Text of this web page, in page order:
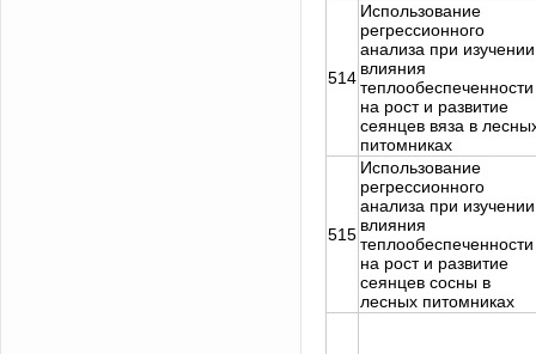
514
Использование
регрессионного
анализа при изучении
влияния
теплообеспеченности
на рост и развитие
сеянцев вяза в
питомниках
515
Использование
регрессионного
анализа при изучении
влияния
теплообеспеченности
на рост и развитие
сеянцев сосны в
лесных питомниках